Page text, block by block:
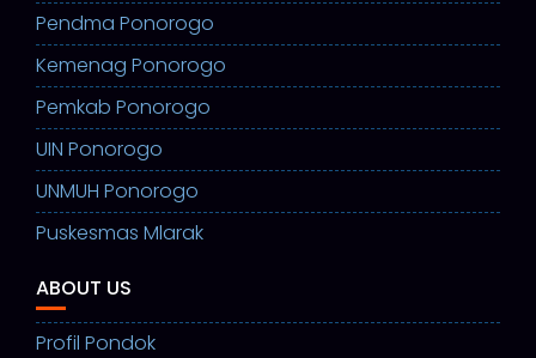
Pendma Ponorogo
Kemenag Ponorogo
Pemkab Ponorogo
UIN Ponorogo
UNMUH Ponorogo
Puskesmas Mlarak
ABOUT US
Profil Pondok